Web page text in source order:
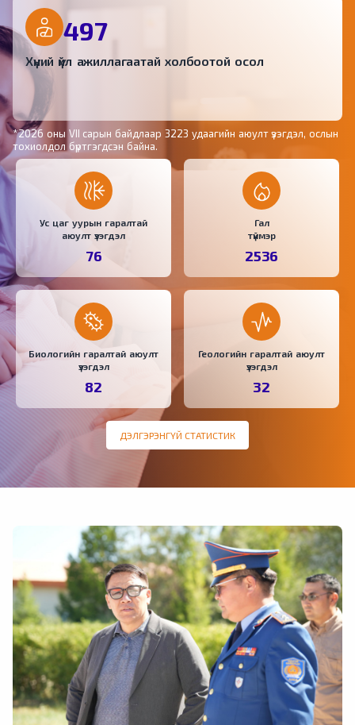
497
Хүний үйл ажиллагаатай холбоотой осол
*2026 оны VII сарын байдлаар 3223 удаагийн аюулт үзэгдэл, ослын
тохиолдол бүртгэгдсэн байна.
Ус цаг уурын гаралтай
аюулт үзэгдэл
76
Гал
түймэр
2536
Биологийн гаралтай аюулт
үзэгдэл
82
Геологийн гаралтай аюулт
үзэгдэл
32
ДЭЛГЭРЭНГҮЙ СТАТИСТИК